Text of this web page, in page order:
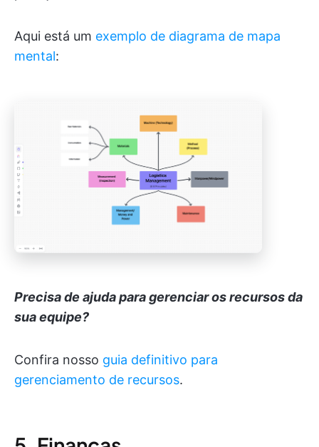
Aqui está um exemplo de diagrama de mapa
mental:
Precisa de ajuda para gerenciar os recursos da
sua equipe?
Confira nosso guia definitivo para
gerenciamento de recursos.